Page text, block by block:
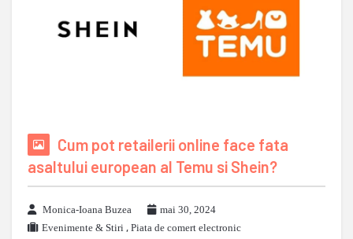
Cum pot retailerii online face fata
asaltului european al Temu si Shein?
Monica-Ioana Buzea
mai 30, 2024
Evenimente & Stiri , Piata de comert electronic